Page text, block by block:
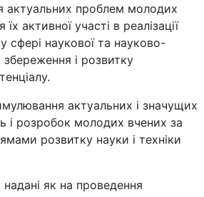
актуальних проблем молодих
активної участі в реалізації
сфері наукової та науково-
збереження і розвитку
актуальних і значущих
і розробок молодих вчених за
розвитку науки і техніки
як на проведення